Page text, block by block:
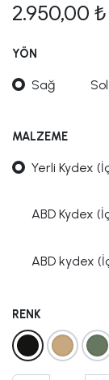
2.950,00 ₺
YÖN
Sağ Sol
MALZEME
Yerli Kydex
ABD Kydex
ABD kydex
RENK